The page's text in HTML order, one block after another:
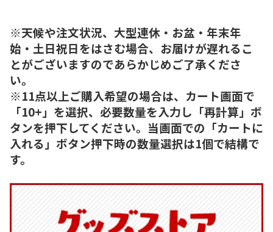
※天候や注文状況、大型連休・お盆・年末年
始・土日祝日をはさむ場合、お届けが遅れるこ
とがございますのであらかじめご了承くださ
い。
※11点以上ご購入希望の場合は、カート画面で
「10+」を選択、必要数量を入力し「再計算」ボ
タンを押下してください。当画面での「カートに
入れる」ボタン押下時の数量選択は1個で結構で
す。